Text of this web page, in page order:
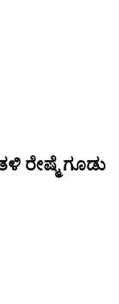
ರೇಷ್ಮೆ ಗೂಡು